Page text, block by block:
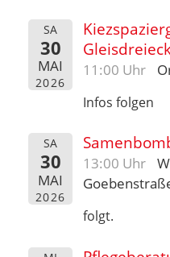
SA
30
MAI
2026
11:00 Uhr
Infos folgen
SA
30
MAI
2026
13:00 Uhr
folgt.